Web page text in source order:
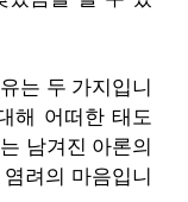
는 두 가지입니
해 어떠한 태도
남겨진 아론의
려의 마음입니